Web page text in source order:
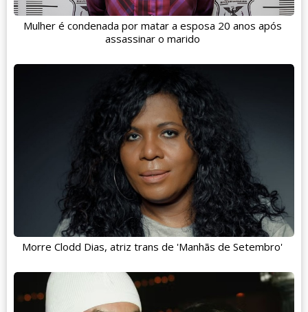
Mulher é condenada por matar a esposa 20 anos após
assassinar o marido
Morre Clodd Dias, atriz trans de 'Manhãs de Setembro'